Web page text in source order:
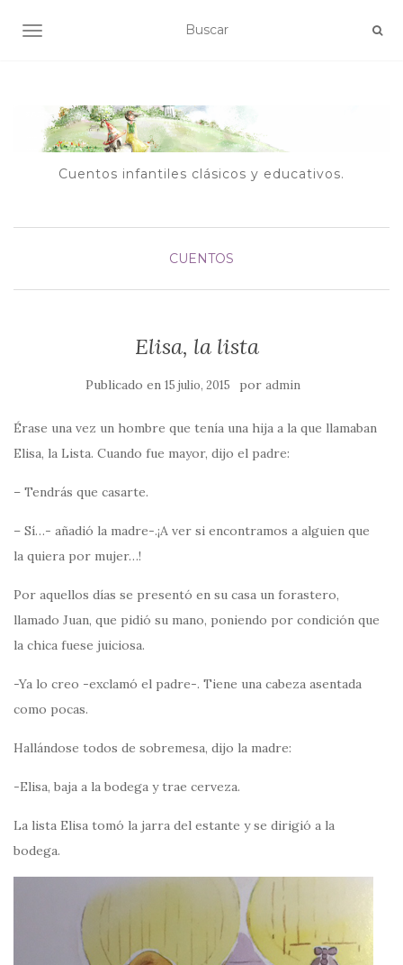
ALTERNAR NAVEGACIÓN
Cuentos infantiles clásicos y educativos.
CUENTOS
Elisa, la lista
Publicado en 15 julio, 2015 por admin
Érase una vez un hombre que tenía una hija a la que llamaban
Elisa, la Lista. Cuando fue mayor, dijo el padre:
– Tendrás que casarte.
– Sí…- añadió la madre-.¡A ver si encontramos a alguien que
la quiera por mujer…!
Por aquellos días se presentó en su casa un forastero,
llamado Juan, que pidió su mano, poniendo por condición que
la chica fuese juiciosa.
-Ya lo creo -exclamó el padre-. Tiene una cabeza asentada
como pocas.
Hallándose todos de sobremesa, dijo la madre:
-Elisa, baja a la bodega y trae cerveza.
La lista Elisa tomó la jarra del estante y se dirigió a la
bodega.